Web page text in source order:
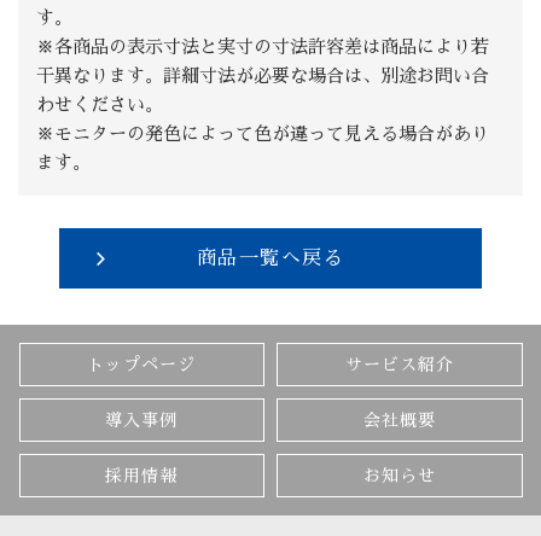
す。
※各商品の表示寸法と実寸の寸法許容差は商品により若
干異なります。詳細寸法が必要な場合は、別途お問い合
わせください。
※モニターの発色によって色が違って見える場合があり
ます。
商品一覧へ戻る
トップページ サービス紹介
導入事例 会社概要
採用情報 お知らせ